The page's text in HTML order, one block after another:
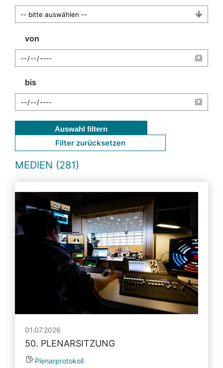
von
bis
Auswahl filtern
Filter zurücksetzen
MEDIEN (281)
01.07.2026
50. PLENARSITZUNG
Plenarprotokoll